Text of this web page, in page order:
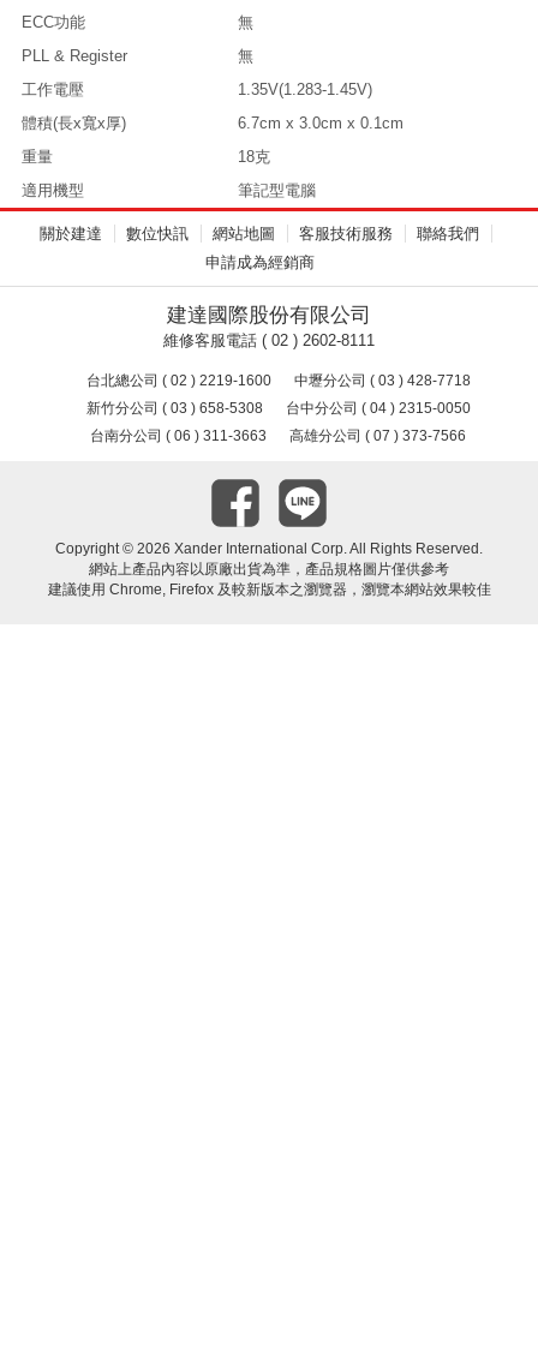
ECC功能
無
PLL & Register
無
工作電壓
1.35V(1.283-1.45V)
體積(長x寬x厚)
6.7cm x 3.0cm x 0.1cm
重量
18克
適用機型
筆記型電腦
關於建達 數位快訊 網站地圖 客服技術服務
聯絡我們
申請成為經銷商
建達國際股份有限公司
維修客服電話 ( 02 ) 2602-8111
台北總公司 ( 02 ) 2219-1600
中壢分公司 ( 03 ) 428-7718
新竹分公司 ( 03 ) 658-5308
台中分公司 ( 04 ) 2315-0050
台南分公司 ( 06 ) 311-3663
高雄分公司 ( 07 ) 373-7566
Copyright © 2026 Xander International Corp. All Rights Reserved.
網站上產品內容以原廠出貨為準，產品規格圖片僅供參考
建議使用 Chrome, Firefox 及較新版本之瀏覽器，瀏覽本網站效果較佳